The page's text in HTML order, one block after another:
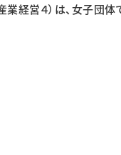
経営４）は、女子団体